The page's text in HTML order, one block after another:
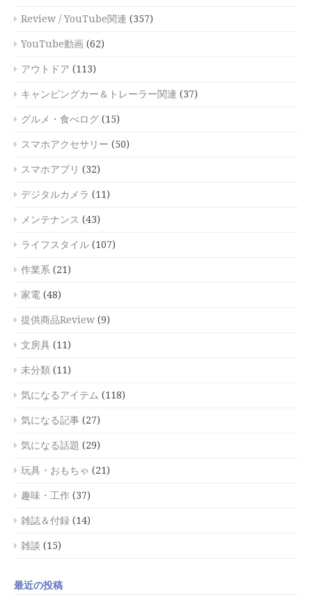
Review / YouTube関連 (357)
YouTube動画 (62)
アウトドア (113)
キャンピングカー＆トレーラー関連 (37)
グルメ・食べログ (15)
スマホアクセサリー (50)
スマホアプリ (32)
デジタルカメラ (11)
メンテナンス (43)
ライフスタイル (107)
作業系 (21)
家電 (48)
提供商品Review (9)
文房具 (11)
未分類 (11)
気になるアイテム (118)
気になる記事 (27)
気になる話題 (29)
玩具・おもちゃ (21)
趣味・工作 (37)
雑誌＆付録 (14)
雑談 (15)
最近の投稿